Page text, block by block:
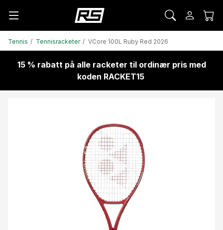
Tennis Tennisracketer VCore 100L Ruby Red 2026
15 % rabatt på alle racketer til ordinær pris med
koden RACKET15